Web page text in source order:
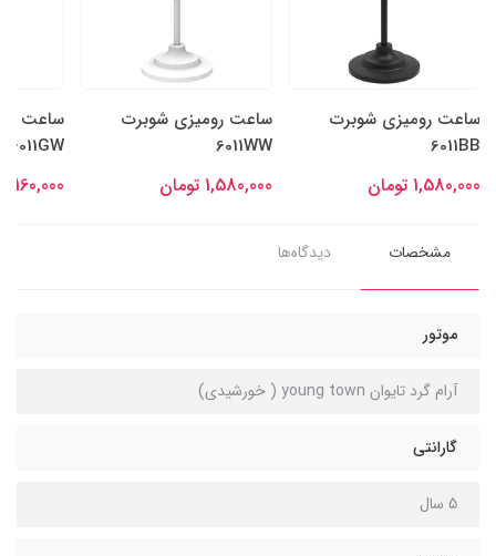
ساعت رومیزی شوبرت
6011BB
1,580,000 تومان
ساعت رومیزی شوبرت
6011WW
1,580,000 تومان
ساعت
6011GW
2,160,000 تومان
مشخصات دیدگاه‌ها
موتور
آرام گرد تایوان young town ( خورشیدی)
گارانتی
5 سال